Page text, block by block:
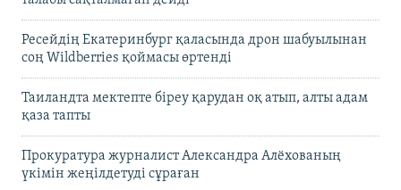
Ресейдің Екатеринбург қаласында дрон шабуылынан
соң Wildberries қоймасы өртенді
Таиландта мектепте біреу қарудан оқ атып, алты адам
қаза тапты
Прокуратура журналист Александра Алёхованың
үкімін жеңілдетуді сұраған